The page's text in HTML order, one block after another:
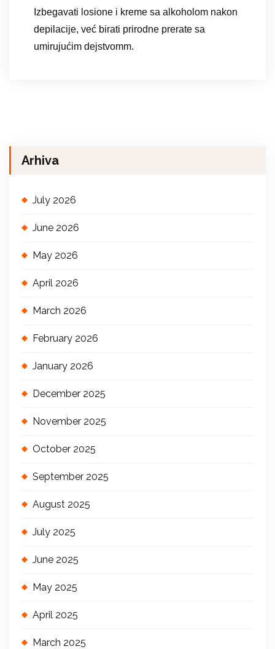
Izbegavati losione i kreme sa alkoholom nakon
depilacije, već birati prirodne prerate sa
umirujućim dejstvomm.
Arhiva
July 2026
June 2026
May 2026
April 2026
March 2026
February 2026
January 2026
December 2025
November 2025
October 2025
September 2025
August 2025
July 2025
June 2025
May 2025
April 2025
March 2025